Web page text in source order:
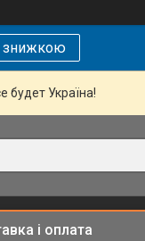
знижкою
будет Україна!
і оплата